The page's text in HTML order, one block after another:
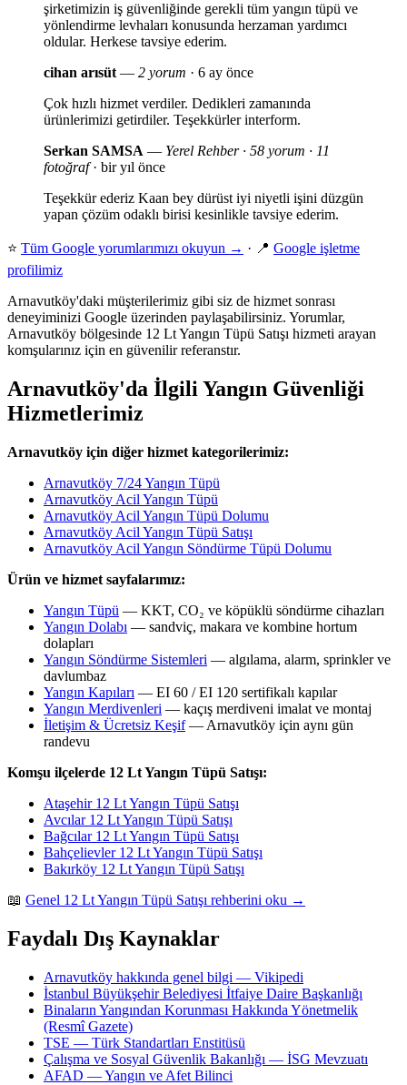
şirketimizin iş güvenliğinde gerekli tüm yangın tüpü ve
yönlendirme levhaları konusunda herzaman yardımcı
oldular. Herkese tavsiye ederim.
cihan arısüt— 2 yorum · 6 ay önce
Çok hızlı hizmet verdiler. Dedikleri zamanında
ürünlerimizi getirdiler. Teşekkürler interform.
Serkan SAMSA — Yerel Rehber · 58 yorum · 11
fotoğraf· bir yıl önce
Teşekkür ederiz Kaan bey dürüst iyi niyetli işini düzgün
yapan çözüm odaklı birisi kesinlikle tavsiye ederim.
⭐ Tüm Google yorumlarımızı okuyun → · 📍 Google işletme
profilimiz
Arnavutköy'daki müşterilerimiz gibi siz de hizmet sonrası
deneyiminizi Google üzerinden paylaşabilirsiniz. Yorumlar,
Arnavutköy bölgesinde 12 Lt Yangın Tüpü Satışı hizmeti arayan
komşularınız için en güvenilir referanstır.
Arnavutköy'da İlgili Yangın Güvenliği
Hizmetlerimiz
Arnavutköy için diğer hizmet kategorilerimiz:
Arnavutköy 7/24 Yangın Tüpü
Arnavutköy Acil Yangın Tüpü
Arnavutköy Acil Yangın Tüpü Dolumu
Arnavutköy Acil Yangın Tüpü Satışı
Arnavutköy Acil Yangın Söndürme Tüpü Dolumu
Ürün ve hizmet sayfalarımız:
Yangın Tüpü — KKT, CO₂ ve köpüklü söndürme cihazları
Yangın Dolabı — sandviç, makara ve kombine hortum
dolapları
Yangın Söndürme Sistemleri — algılama, alarm, sprinkler ve
davlumbaz
Yangın Kapıları — EI 60 / EI 120 sertifikalı kapılar
Yangın Merdivenleri — kaçış merdiveni imalat ve montaj
İletişim & Ücretsiz Keşif— Arnavutköy için aynı gün
randevu
Komşu ilçelerde 12 Lt Yangın Tüpü Satışı:
Ataşehir 12 Lt Yangın Tüpü Satışı
Avcılar 12 Lt Yangın Tüpü Satışı
Bağcılar 12 Lt Yangın Tüpü Satışı
Bahçelievler 12 Lt Yangın Tüpü Satışı
Bakırköy 12 Lt Yangın Tüpü Satışı
📖 Genel 12 Lt Yangın Tüpü Satışı rehberini oku →
Faydalı Dış Kaynaklar
Arnavutköy hakkında genel bilgi — Vikipedi
İstanbul Büyükşehir Belediyesi İtfaiye Daire Başkanlığı
Binaların Yangından Korunması Hakkında Yönetmelik
(Resmî Gazete)
TSE — Türk Standartları Enstitüsü
Çalışma ve Sosyal Güvenlik Bakanlığı — İSG Mevzuatı
AFAD — Yangın ve Afet Bilinci